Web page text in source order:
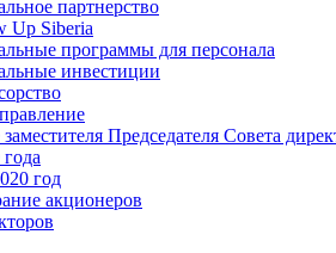
партнерство
Up Siberia
программы для персонала
инвестиции
Председателя Совета
год
акционеров